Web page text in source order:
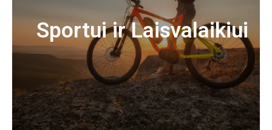
Sportui ir Laisvalaikiui